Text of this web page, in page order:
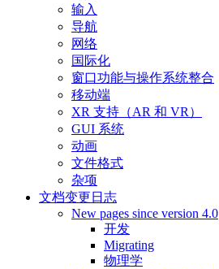
输入
导航
网络
国际化
窗口功能与操作系统整合
移动端
XR 支持（AR 和 VR）
GUI 系统
动画
文件格式
杂项
文档变更日志
New pages since version 4.0
开发
Migrating
物理学